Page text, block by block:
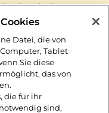
bei mittlerer
dann
6–7 Minuten
dann
schneiden.:
Datei, die von
Tablet
Sie diese
das von
die für ihr
sind,